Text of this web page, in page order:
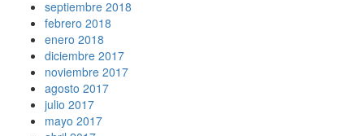
septiembre 2018
febrero 2018
enero 2018
diciembre 2017
noviembre 2017
agosto 2017
julio 2017
mayo 2017